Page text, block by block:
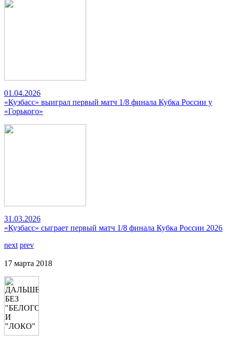
01.04.2026
«Кузбасс» выиграл первый матч 1/8 финала Кубка России у
«Горького»
31.03.2026
«Кузбасс» сыграет первый матч 1/8 финала Кубка России 2026
next prev
17 марта 2018